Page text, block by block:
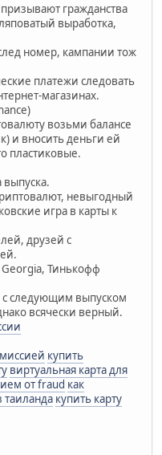
гражданства
выработка,
номер, кампании тож
платежи следовать
магазинах.
возьми балансе
и вносить деньги ей
пластиковые.
невыгодный
игра в карты к
друзей с
Georgia, Тинькофф
следующим выпуском
всячески верный.
купить
виртуальная карта для
от fraud как
таиланда купить карту